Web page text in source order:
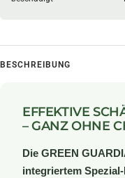
BESCHREIBUNG
EFFEKTIVE
– GANZ OHNE
Die GREEN
integriertem